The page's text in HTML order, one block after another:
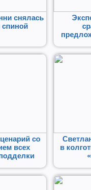
снялась
спиной
со
всех
в